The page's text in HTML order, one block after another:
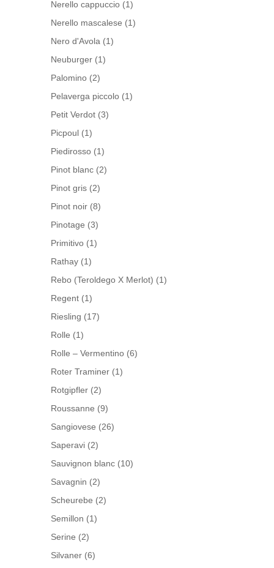
Nerello cappuccio (1)
Nerello mascalese (1)
Nero d'Avola (1)
Neuburger (1)
Palomino (2)
Pelaverga piccolo (1)
Petit Verdot (3)
Picpoul (1)
Piedirosso (1)
Pinot blanc (2)
Pinot gris (2)
Pinot noir (8)
Pinotage (3)
Primitivo (1)
Rathay (1)
Rebo (Teroldego X Merlot) (1)
Regent (1)
Riesling (17)
Rolle (1)
Rolle – Vermentino (6)
Roter Traminer (1)
Rotgipfler (2)
Roussanne (9)
Sangiovese (26)
Saperavi (2)
Sauvignon blanc (10)
Savagnin (2)
Scheurebe (2)
Semillon (1)
Serine (2)
Silvaner (6)